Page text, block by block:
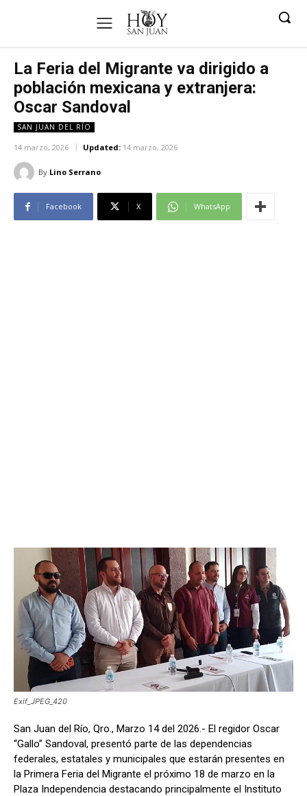
La Feria del Migrante va dirigido a
población mexicana y extranjera:
Oscar Sandoval
SAN JUAN DEL RÍO
14 marzo, 2026 Updated: 14 marzo, 2026
By Lino Serrano
Facebook X WhatsApp
Exif_JPEG_420
San Juan del Río, Qro., Marzo 14 del 2026.- El regidor Oscar
“Gallo” Sandoval, presentó parte de las dependencias
federales, estatales y municipales que estarán presentes en
la Primera Feria del Migrante el próximo 18 de marzo en la
Plaza Independencia destacando principalmente el Instituto